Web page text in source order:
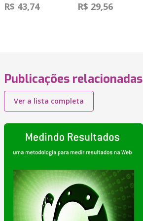
R$ 43,74 R$ 29,56
Publicações relacionadas
Ver a lista completa